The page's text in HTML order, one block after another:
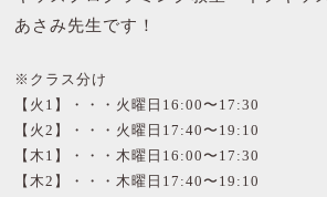
あさみ先生です！
※クラス分け
【火1】・・・火曜日16:00〜17:30
【火2】・・・火曜日17:40〜19:10
【木1】・・・木曜日16:00〜17:30
【木2】・・・木曜日17:40〜19:10